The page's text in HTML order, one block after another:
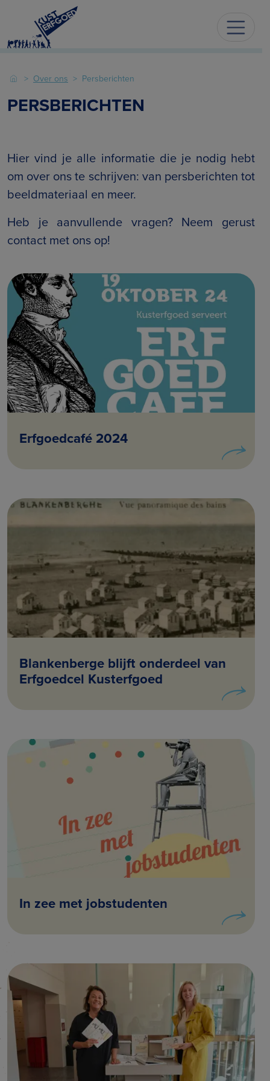
Over ons Persberichten
PERSBERICHTEN
Hier vind je alle informatie die je nodig hebt
om over ons te schrijven: van persberichten tot
beeldmateriaal en meer.
Heb je aanvullende vragen? Neem gerust
contact met ons op!
Erfgoedcafé 2024
Blankenberge blijft onderdeel van
Erfgoedcel Kusterfgoed
In zee met jobstudenten